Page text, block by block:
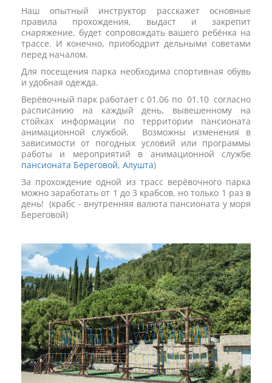
Наш опытный инструктор расскажет основные
правила прохождения, выдаст и закрепит
снаряжение, будет сопровождать вашего ребёнка на
трассе. И конечно, приободрит дельными советами
перед началом.
Для посещения парка необходима спортивная обувь
и удобная одежда.
Верёвочный парк работает с 01.06 по 01.10 согласно
расписанию на каждый день, вывешенному на
стойках информации по территории пансионата
анимационной службой. Возможны изменения в
зависимости от погодных условий или программы
работы и мероприятий в анимационной службе
пансионата Береговой, Алушта)
За прохождение одной из трасс верёвочного парка
можно заработать от 1 до 3 крабсов, но только 1 раз в
день! (крабс - внутренняя валюта пансионата у моря
Береговой)